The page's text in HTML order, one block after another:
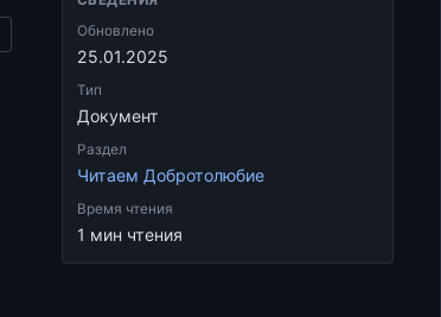
Обновлено
25.01.2025
Тип
Документ
Раздел
Читаем Добротолюбие
Время чтения
1 мин чтения